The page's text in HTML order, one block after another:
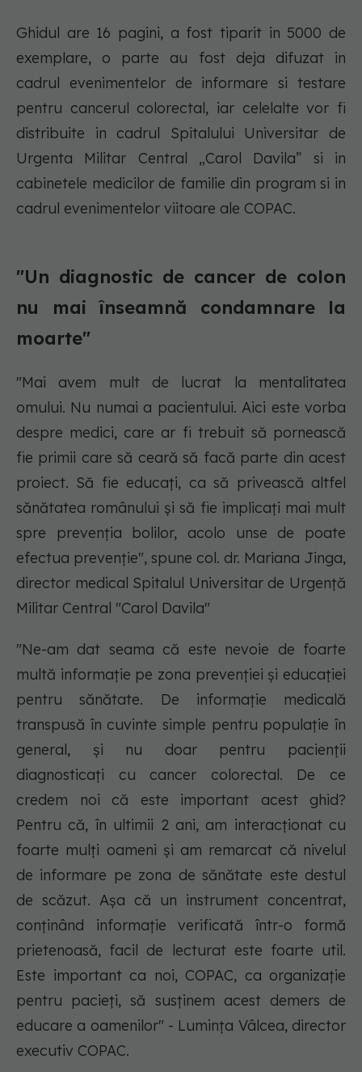
Ghidul are 16 pagini, a fost tiparit in 5000 de
exemplare, o parte au fost deja difuzat in
cadrul evenimentelor de informare si testare
pentru cancerul colorectal, iar celelalte vor fi
distribuite in cadrul Spitalului Universitar de
Urgenta Militar Central „Carol Davila” si in
cabinetele medicilor de familie din program si in
cadrul evenimentelor viitoare ale COPAC.
"Un diagnostic de cancer de colon
nu mai înseamnă condamnare la
moarte"
"Mai avem mult de lucrat la mentalitatea
omului. Nu numai a pacientului. Aici este vorba
despre medici, care ar fi trebuit să pornească
fie primii care să ceară să facă parte din acest
proiect. Să fie educați, ca să privească altfel
sănătatea românului și să fie implicați mai mult
spre prevenția bolilor, acolo unse de poate
efectua prevenție", spune col. dr. Mariana Jinga,
director medical Spitalul Universitar de Urgență
Militar Central "Carol Davila"
"Ne-am dat seama că este nevoie de foarte
multă informație pe zona prevenției și educației
pentru sănătate. De informație medicală
transpusă în cuvinte simple pentru populație în
general, și nu doar pentru pacienții
diagnosticați cu cancer colorectal. De ce
credem noi că este important acest ghid?
Pentru că, în ultimii 2 ani, am interacționat cu
foarte mulți oameni și am remarcat că nivelul
de informare pe zona de sănătate este destul
de scăzut. Așa că un instrument concentrat,
conținând informație verificată într-o formă
prietenoasă, facil de lecturat este foarte util.
Este important ca noi, COPAC, ca organizație
pentru pacieți, să susținem acest demers de
educare a oamenilor" - Lumința Vâlcea, director
executiv COPAC.